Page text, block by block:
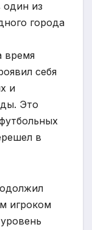
один из
города
время
себя
и
Это
в
игроком